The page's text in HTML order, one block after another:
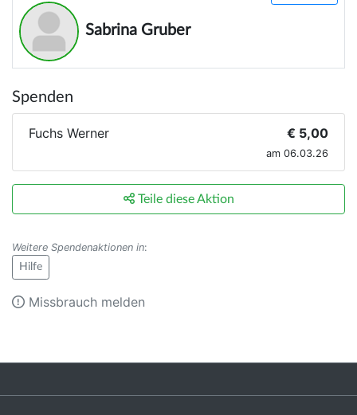
Sabrina Gruber
Spenden
Fuchs Werner € 5,00
am 06.03.26
Teile diese Aktion
Weitere Spendenaktionen in:
Hilfe
Missbrauch melden